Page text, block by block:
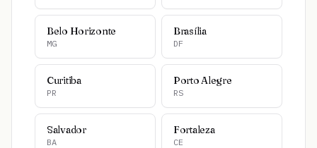
Belo Horizonte
MG
Brasília
DF
Curitiba
PR
Porto Alegre
RS
Salvador
BA
Fortaleza
CE